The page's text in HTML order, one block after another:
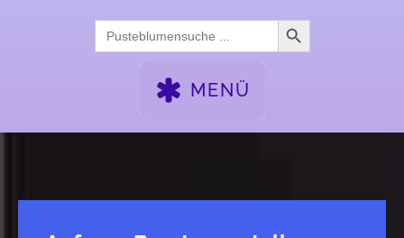
Search
for:
Search Button
MENÜ